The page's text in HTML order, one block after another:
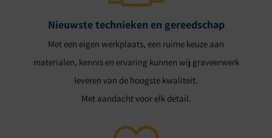
Nieuwste technieken en gereedschap
Met een eigen werkplaats, een ruime keuze aan
materialen, kennis en ervaring kunnen wij graveerwerk
leveren van de hoogste kwaliteit.
Met aandacht voor elk detail.